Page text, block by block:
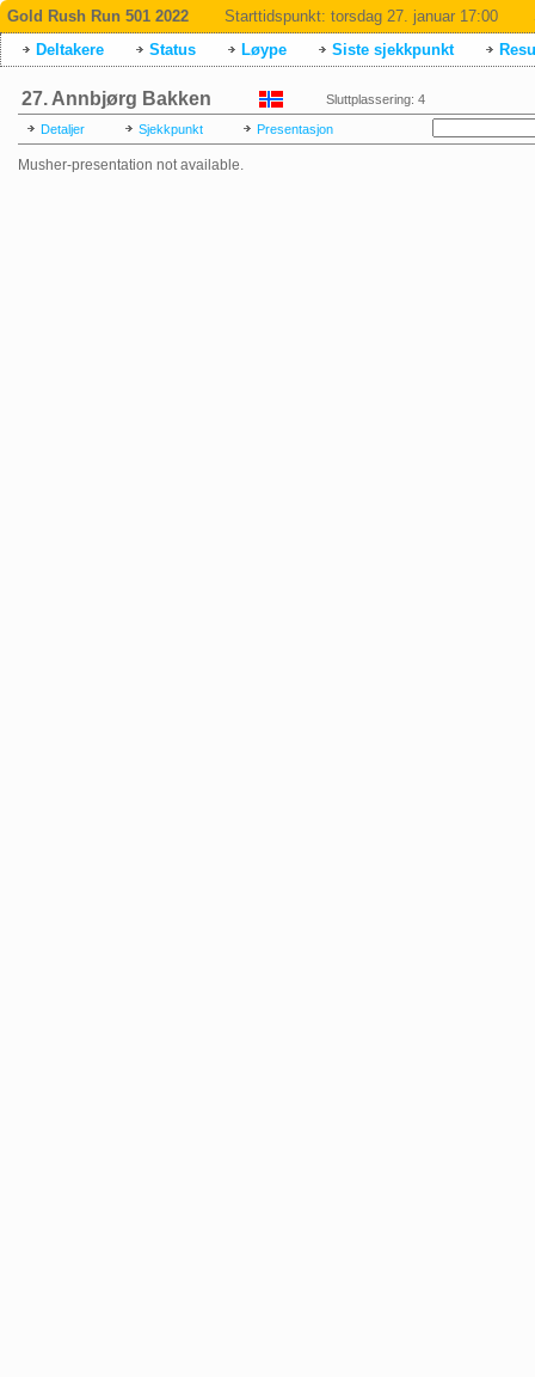
Gold Rush Run 501 2022 Starttidspunkt: torsdag 27. januar 17:00
Deltakere
Status Løype Siste sjekkpunkt
27. Annbjørg Bakken Sluttplassering: 4
Detaljer Sjekkpunkt Presentasjon
Musher-presentation not available.